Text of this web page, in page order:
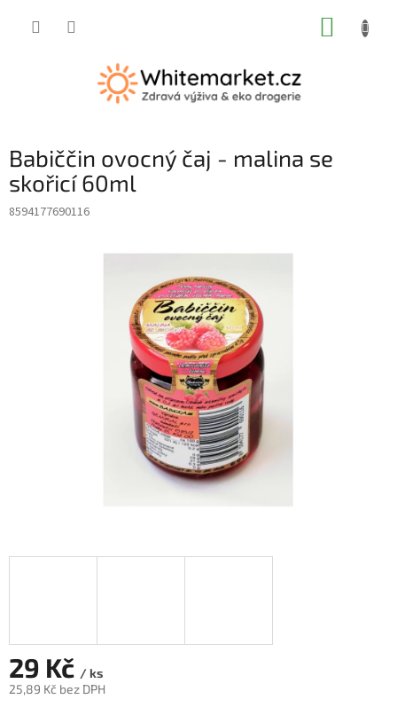
Babiččin ovocný čaj - malina se
skořicí 60ml
8594177690116
29 Kč / ks
25,89 Kč bez DPH